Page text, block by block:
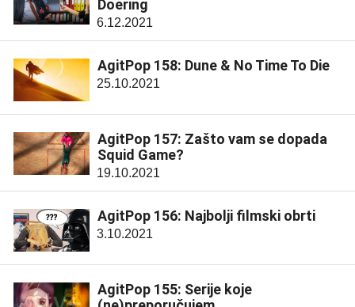
Doering
6.12.2021
AgitPop 158: Dune & No Time To Die
25.10.2021
AgitPop 157: Zašto vam se dopada
Squid Game?
19.10.2021
AgitPop 156: Najbolji filmski obrti
3.10.2021
AgitPop 155: Serije koje